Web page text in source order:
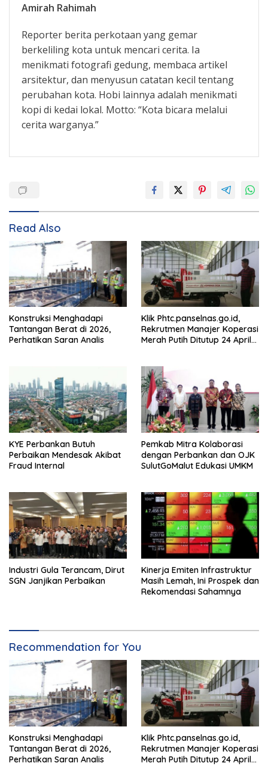
Amirah Rahimah
Reporter berita perkotaan yang gemar
berkeliling kota untuk mencari cerita. Ia
menikmati fotografi gedung, membaca artikel
arsitektur, dan menyusun catatan kecil tentang
perubahan kota. Hobi lainnya adalah menikmati
kopi di kedai lokal. Motto: “Kota bicara melalui
cerita warganya.”
Read Also
Konstruksi Menghadapi
Tantangan Berat di 2026,
Perhatikan Saran Analis
Klik Phtc.panselnas.go.id,
Rekrutmen Manajer Koperasi
Merah Putih Ditutup 24 April
KYE Perbankan Butuh
Perbaikan Mendesak Akibat
Fraud Internal
Pemkab Mitra Kolaborasi
dengan Perbankan dan OJK
SulutGoMalut Edukasi UMKM
Industri Gula Terancam, Dirut
SGN Janjikan Perbaikan
Kinerja Emiten Infrastruktur
Masih Lemah, Ini Prospek dan
Rekomendasi Sahamnya
Recommendation for You
Konstruksi Menghadapi
Tantangan Berat di 2026,
Perhatikan Saran Analis
Klik Phtc.panselnas.go.id,
Rekrutmen Manajer Koperasi
Merah Putih Ditutup 24 April